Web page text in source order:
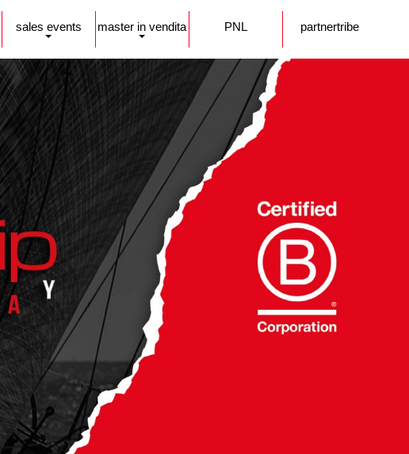
sales events master in vendita PNL partnertribe